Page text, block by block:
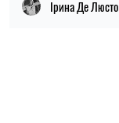
Ірина Де Люсто